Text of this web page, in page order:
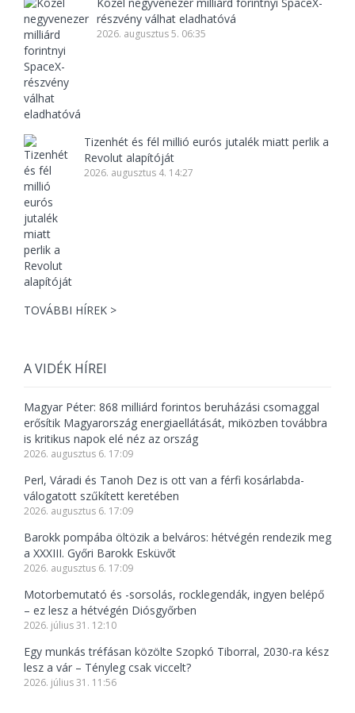
részvény válhat eladhatóvá
2026. augusztus 5. 06:35
Tizenhét és fél millió eurós jutalék miatt perlik a
Revolut alapítóját
2026. augusztus 4. 14:27
TOVÁBBI HÍREK >
A VIDÉK HÍREI
Magyar Péter: 868 milliárd forintos beruházási csomaggal
erősítik Magyarország energiaellátását, miközben továbbra
is kritikus napok elé néz az ország
2026. augusztus 6. 17:09
Perl, Váradi és Tanoh Dez is ott van a férfi kosárlabda-
válogatott szűkített keretében
2026. augusztus 6. 17:09
Barokk pompába öltözik a belváros: hétvégén rendezik meg
a XXXIII. Győri Barokk Esküvőt
2026. augusztus 6. 17:09
Motorbemutató és -sorsolás, rocklegendák, ingyen belépő
– ez lesz a hétvégén Diósgyőrben
2026. július 31. 12:10
Egy munkás tréfásan közölte Szopkó Tiborral, 2030-ra kész
lesz a vár – Tényleg csak viccelt?
2026. július 31. 11:56